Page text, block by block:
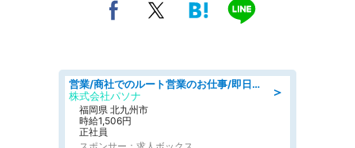
＞
営業/商社でのルート営業のお仕事/即日勤務可/車通勤可/営業
株式会社パソナ
福岡県 北九州市
時給1,506円
正社員